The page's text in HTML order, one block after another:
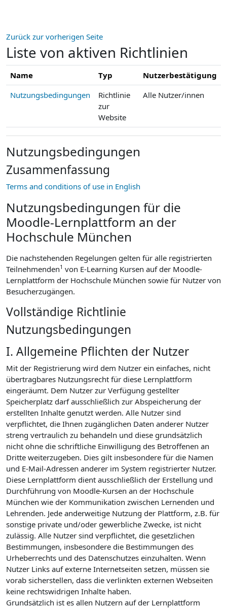
Zurück zur vorherigen Seite
Liste von aktiven Richtlinien
Name Typ
Nutzerbestätigung
Nutzungsbedingungen
Richtlinie
zur
Website
Alle Nutzer/innen
Nutzungsbedingungen
Zusammenfassung
Terms and conditions of use in English
Nutzungsbedingungen für die
Moodle-Lernplattform an der
Hochschule München
Die nachstehenden Regelungen gelten für alle registrierten
Teilnehmenden1 von E-Learning Kursen auf der Moodle-
Lernplattform der Hochschule München sowie für Nutzer von
Besucherzugängen.
Vollständige Richtlinie
Nutzungsbedingungen
I. Allgemeine Pflichten der Nutzer
Mit der Registrierung wird dem Nutzer ein einfaches, nicht
übertragbares Nutzungsrecht für diese Lernplattform
eingeräumt. Dem Nutzer zur Verfügung gestellter
Speicherplatz darf ausschließlich zur Abspeicherung der
erstellten Inhalte genutzt werden. Alle Nutzer sind
verpflichtet, die Ihnen zugänglichen Daten anderer Nutzer
streng vertraulich zu behandeln und diese grundsätzlich
nicht ohne die schriftliche Einwilligung des Betroffenen an
Dritte weiterzugeben. Dies gilt insbesondere für die Namen
und E-Mail-Adressen anderer im System registrierter Nutzer.
Diese Lernplattform dient ausschließlich der Erstellung und
Durchführung von Moodle-Kursen an der Hochschule
München wie der Kommunikation zwischen Lernenden und
Lehrenden. Jede anderweitige Nutzung der Plattform, z.B. für
sonstige private und/oder gewerbliche Zwecke, ist nicht
zulässig. Alle Nutzer sind verpflichtet, die gesetzlichen
Bestimmungen, insbesondere die Bestimmungen des
Urheberrechts und des Datenschutzes einzuhalten. Wenn
Nutzer Links auf externe Internetseiten setzen, müssen sie
vorab sicherstellen, dass die verlinkten externen Webseiten
keine rechtswidrigen Inhalte haben.
Grundsätzlich ist es allen Nutzern auf der Lernplattform